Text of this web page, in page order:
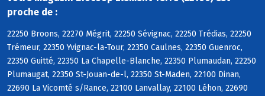
proche de :
22250 Broons, 22270 Mégrit, 22250 Sévignac, 22250 Trédias, 22250
Trémeur, 22350 Yvignac-la-Tour, 22350 Caulnes, 22350 Guenroc,
22350 Guitté, 22350 La Chapelle-Blanche, 22350 Plumaudan, 22250
Plumaugat, 22350 St-Jouan-de-l, 22350 St-Maden, 22100 Dinan,
22690 La Vicomté s/Rance, 22100 Lanvallay, 22100 Léhon, 22690